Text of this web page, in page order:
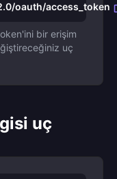
oauth/access_token
bir erişim
uç
uç